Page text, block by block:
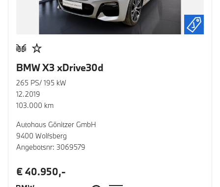
BMW X3 xDrive30d
265 PS/ 195 kW
12.2019
103.000 km
Autohaus Gönitzer GmbH
9400 Wolfsberg
Angebotsnr: 3069579
€ 40.950,-